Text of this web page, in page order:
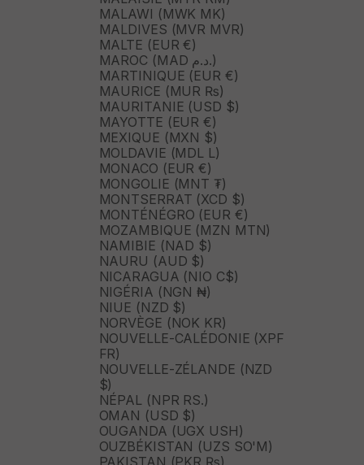
MALAWI (MWK MK)
MALDIVES (MVR MVR)
MALTE (EUR €)
MAROC (MAD د.م.)
MARTINIQUE (EUR €)
MAURICE (MUR ₨)
MAURITANIE (USD $)
MAYOTTE (EUR €)
MEXIQUE (MXN $)
MOLDAVIE (MDL L)
MONACO (EUR €)
MONGOLIE (MNT ₮)
MONTSERRAT (XCD $)
MONTÉNÉGRO (EUR €)
MOZAMBIQUE (MZN MTN)
NAMIBIE (NAD $)
NAURU (AUD $)
NICARAGUA (NIO C$)
NIGÉRIA (NGN ₦)
NIUE (NZD $)
NORVÈGE (NOK KR)
NOUVELLE-CALÉDONIE (XPF
FR)
NOUVELLE-ZÉLANDE (NZD
$)
NÉPAL (NPR RS.)
OMAN (USD $)
OUGANDA (UGX USH)
OUZBÉKISTAN (UZS SO'M)